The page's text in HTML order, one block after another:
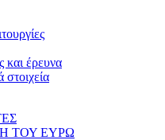
και έρευνα
στοιχεία
ΤΟΥ ΕΥΡΩ